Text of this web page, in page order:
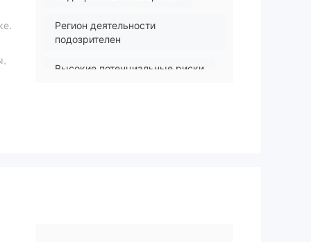
Регион деятельности
подозрителен
Высокие потенциальные риски